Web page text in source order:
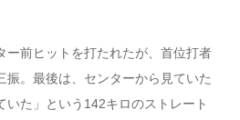
前ヒットを打たれたが、首位打者
振。最後は、センターから見ていた
いた」という142キロのストレート